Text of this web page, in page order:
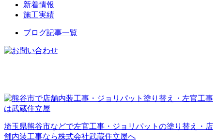
新着情報
施工実績
ブログ記事一覧
埼玉県熊谷市などで左官工事・ジョリパットの塗り替え・店
舗内装工事なら株式会社武蔵住立屋へ